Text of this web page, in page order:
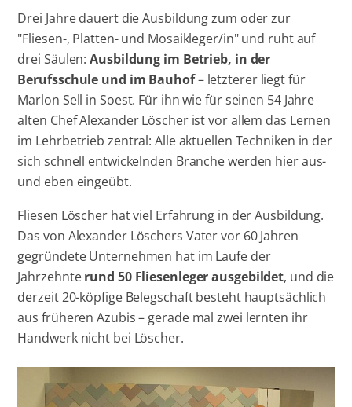
Drei Jahre dauert die Ausbildung zum oder zur
"Fliesen-, Platten- und Mosaikleger/in" und ruht auf
drei Säulen:Ausbildung im Betrieb, in der
Berufsschule und im Bauhof– letzterer liegt für
Marlon Sell in Soest. Für ihn wie für seinen 54 Jahre
alten Chef Alexander Löscher ist vor allem das Lernen
im Lehrbetrieb zentral: Alle aktuellen Techniken in der
sich schnell entwickelnden Branche werden hier aus-
und eben eingeübt.
Fliesen Löscher hat viel Erfahrung in der Ausbildung.
Das von Alexander Löschers Vater vor 60 Jahren
gegründete Unternehmen hat im Laufe der
Jahrzehnterund 50 Fliesenleger ausgebildet, und die
derzeit 20-köpfige Belegschaft besteht hauptsächlich
aus früheren Azubis – gerade mal zwei lernten ihr
Handwerk nicht bei Löscher.